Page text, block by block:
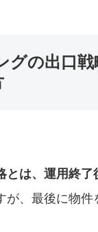
の出口
は、運用終
、最後に物